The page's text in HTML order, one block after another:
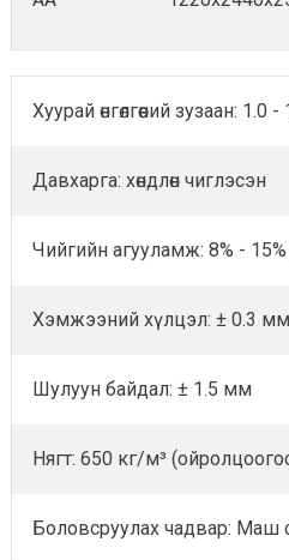
Хуурай өнгөлгөөний зузаан: 1.0
Давхарга: хөндлөн чиглэсэн
Чийгийн агууламж: 8% -
Хэмжээний хүлцэл: ± 0.3 мм
Шулуун байдал: ± 1.5 мм
Нягт: 650 кг/м³
Боловсруулах чадвар: Маш